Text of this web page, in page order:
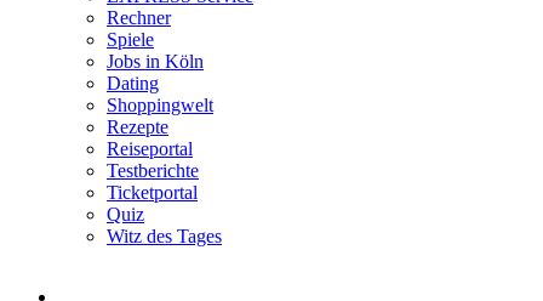
Rechner
Spiele
Jobs in Köln
Dating
Shoppingwelt
Rezepte
Reiseportal
Testberichte
Ticketportal
Quiz
Witz des Tages